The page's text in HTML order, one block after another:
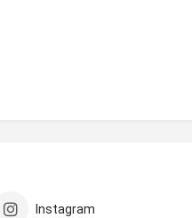
Instagram